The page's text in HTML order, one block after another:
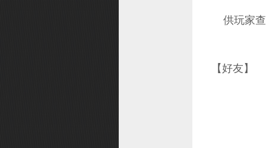
供玩家查
【好友】